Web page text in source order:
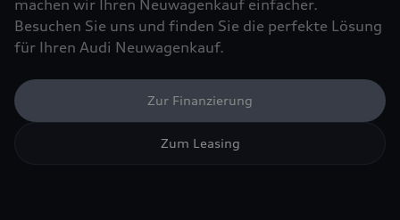
machen wir Ihren Neuwagenkauf einfacher.
Besuchen Sie uns und finden Sie die perfekte Lösung
für Ihren Audi Neuwagenkauf.
Zur Finanzierung
Zum Leasing